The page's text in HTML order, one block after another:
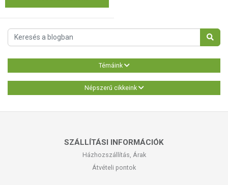
Témáink
Népszerű cikkeink
SZÁLLÍTÁSI INFORMÁCIÓK
Házhozszállítás, Árak
Átvételi pontok